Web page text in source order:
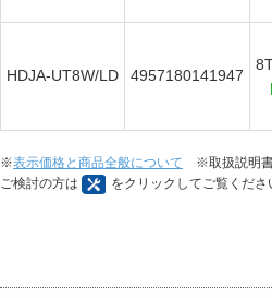
HDJA-UT8W/LD 4957180141947
※表示価格と商品全般について ※取扱説明書
ご検討の方は
をクリックしてご覧くださ